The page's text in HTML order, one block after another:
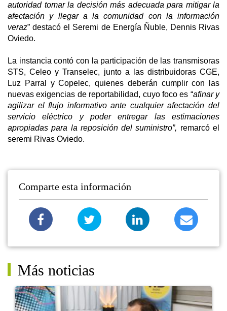
autoridad tomar la decisión más adecuada para mitigar la
afectación y llegar a la comunidad con la información
veraz” destacó el Seremi de Energía Ñuble, Dennis Rivas
Oviedo.
La instancia contó con la participación de las transmisoras
STS, Celeo y Transelec, junto a las distribuidoras CGE,
Luz Parral y Copelec, quienes deberán cumplir con las
nuevas exigencias de reportabilidad, cuyo foco es “afinar y
agilizar el flujo informativo ante cualquier afectación del
servicio eléctrico y poder entregar las estimaciones
apropiadas para la reposición del suministro”, remarcó el
seremi Rivas Oviedo.
Comparte esta información
Más noticias